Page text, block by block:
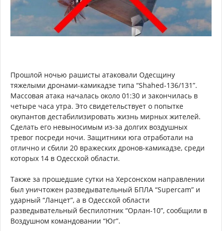
Прошлой ночью рашисты атаковали Одесщину
тяжелыми дронами-камикадзе типа “Shahed-136/131”.
Массовая атака началась около 01:30 и закончилась в
четыре часа утра. Это свидетельствует о попытке
окупантов дестабилизировать жизнь мирных жителей.
Сделать его невыносимым из-за долгих воздушных
тревог посреди ночи. Защитники юга отработали на
отлично и сбили 20 вражеских дронов-камикадзе, среди
которых 14 в Одесской области.
Также за прошедшие сутки на Херсонском направлении
был уничтожен разведывательный БПЛА “Supercam” и
ударный “Ланцет”, а в Одесской области
разведывательный беспилотник “Орлан-10”, сообщили в
Воздушном командовании “Юг”.